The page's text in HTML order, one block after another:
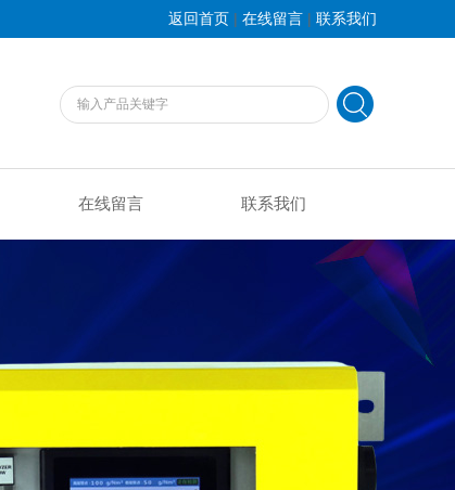
返回首页 | 在线留言 | 联系我们
在线留言 联系我们